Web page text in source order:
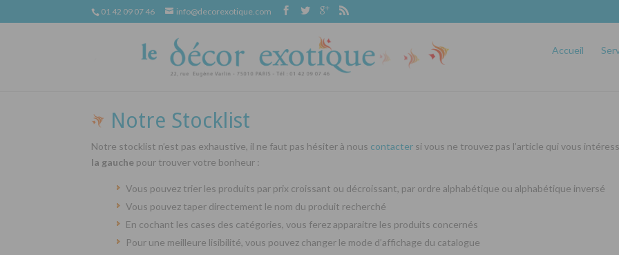
01 42 09 07 46 info@decorexotique.com
Accueil
Notre Stocklist
Notre stocklist n’est pas exhaustive, il ne faut pas hésiter à nous contacter si vous ne trouvez pas l’article qui vous
la gauche pour trouver votre bonheur :
Vous pouvez trier les produits par prix croissant ou décroissant, par ordre alphabétique ou alphabétique inversé
Vous pouvez taper directement le nom du produit recherché
En cochant les cases des catégories, vous ferez apparaitre les produits concernés
Pour une meilleure lisibilité, vous pouvez changer le mode d’affichage du catalogue